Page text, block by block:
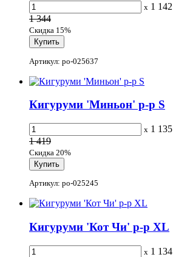
x 1 142
1 344
Скидка 15%
Артикул: po-025637
Кигуруми 'Миньон' р-р S
x 1 135
1 419
Скидка 20%
Артикул: po-025245
Кигуруми 'Кот Чи' р-р XL
x 1 134